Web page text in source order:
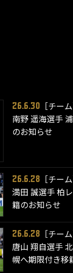
26.6.30
［チーム
南野 遥海選手
のお知らせ
26.6.28
［チーム
満田 誠選手 柏
籍のお知らせ
26.6.28
［チーム
唐山 翔自選手
幌へ期限付き移